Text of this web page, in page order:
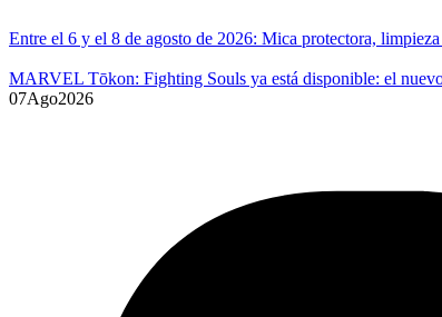
Entre el 6 y el 8 de agosto de 2026: Mica protectora,
MARVEL Tōkon: Fighting Souls ya está disponible: el
07Ago2026